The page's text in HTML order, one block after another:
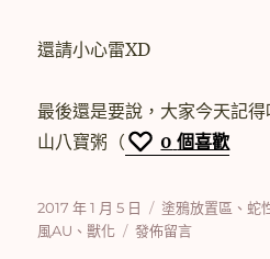
還請小心雷XD
最後還是要說，大家今天記
山八寶粥（
0 個喜歡
發
佈
2017 年 1 月 5 日
分
類
塗鴉放置區 、 蛇
風AU 、獸化
在
發佈留言